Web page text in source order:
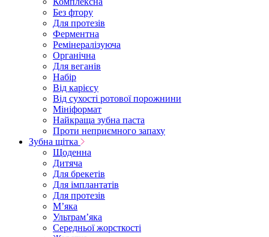
Без фтору
Для протезів
Ферментна
Ремінералізуюча
Органічна
Для веганів
Набір
Від карієсу
Від сухості ротової порожнини
Мініформат
Найкраща зубна паста
Проти неприємного запаху
Зубна щітка
Щоденна
Дитяча
Для брекетів
Для імплантатів
Для протезів
Мʼяка
Ультрамʼяка
Середньої жорсткості